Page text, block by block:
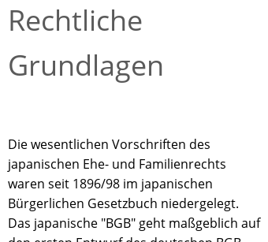
Rechtliche
Grundlagen
Die wesentlichen Vorschriften des
japanischen Ehe- und Familienrechts
waren seit 1896/98 im japanischen
Bürgerlichen Gesetzbuch niedergelegt.
Das japanische "BGB" geht maßgeblich auf